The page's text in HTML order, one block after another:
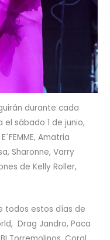
durante cada
sábado 1 de junio,
Amatria
Sharonne, Varry
de Kelly Roller,
todos estos días de
Drag Jandro, Paca